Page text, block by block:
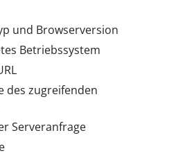
und Browserversion
Betriebssystem
des zugreifenden
Serveranfrage